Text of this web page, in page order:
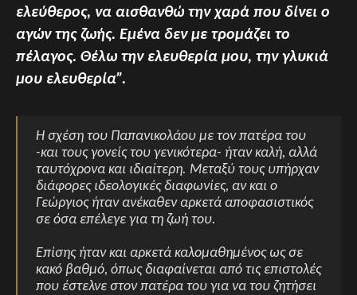
ελεύθερος, να αισθανθώ την χαρά που δίνει ο
αγών της ζωής. Εμένα δεν με τρομάζει το
πέλαγος. Θέλω την ελευθερία μου, την γλυκιά
μου ελευθερία”.
Η σχέση του Παπανικολάου με τον πατέρα του
-και τους γονείς του γενικότερα- ήταν καλή, αλλά
ταυτόχρονα και ιδιαίτερη. Μεταξύ τους υπήρχαν
διάφορες ιδεολογικές διαφωνίες, αν και ο
Γεώργιος ήταν ανέκαθεν αρκετά αποφασιστικός
σε όσα επέλεγε για τη ζωή του.
Επίσης ήταν και αρκετά καλομαθημένος ως σε
κακό βαθμό, όπως διαφαίνεται από τις επιστολές
που έστελνε στον πατέρα του για να του ζητήσει